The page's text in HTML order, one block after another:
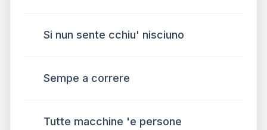
Si nun sente cchiu' nisciuno
Sempe a correre
Tutte macchine 'e persone